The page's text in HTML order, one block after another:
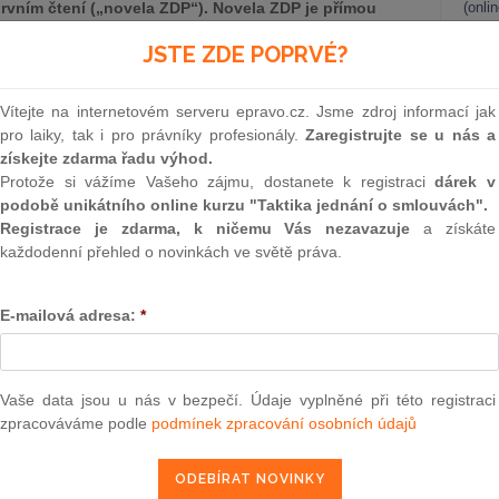
čtení („novela ZDP“). Novela ZDP je přímou
unie („SDEU“) sp. zn. C-633/20-TC Medical Air
Rozsudek poskytl klíčový výklad směrnice
97 ze dne 20. ledna 2016 o distribuci pojištění
„distribuce“, „distributor“ a „zprostředkovatel
že za zprostředkování pojištění je třeba považovat i
účast ve skupinovém pojištění s nárokem na
dárek Vám zašleme aktuální online kurz na využití
REGISTROVAT ZDE
JSTE ZDE POPRVÉ?
Vítejte na internetovém serveru epravo.cz. Jsme zdroj informací jak
pro laiky, tak i pro právníky profesionály.Zaregistrujte se u nás a
získejte zdarma řadu výhod.
Protože si vážíme Vašeho zájmu, dostanete k registracidárek v
podobě unikátního online kurzu "Taktika jednání o smlouvách".
Registrace je zdarma, k ničemu Vás nezavazuje a získáte
každodenní přehled o novinkách ve světě práva.
E-mailová adresa: *
Vaše data jsou u nás v bezpečí. Údaje vyplněné při této registraci
zpracováváme podle podmínek zpracování osobních údajů